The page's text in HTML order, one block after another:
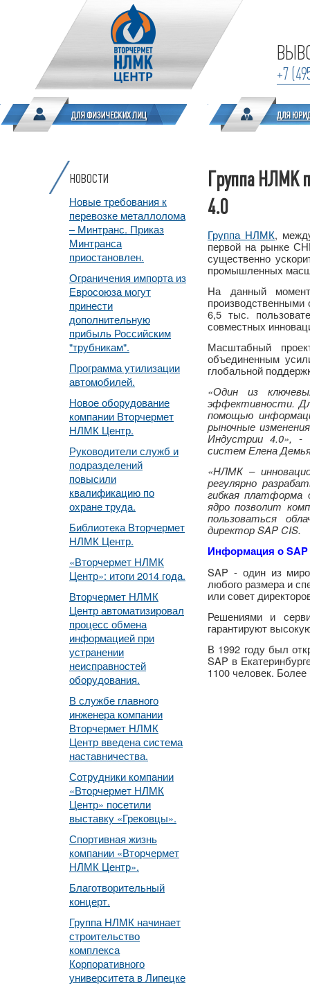
+7
НОВОСТИ
Новые требования к
перевозке металлолома
– Минтранс. Приказ
Минтранса
приостановлен.
Ограничения импорта из
Евросоюза могут
принести
дополнительную
прибыль Российским
"трубникам".
Программа утилизации
автомобилей.
Новое оборудование
компании Вторчермет
НЛМК Центр.
Руководители служб и
подразделений
повысили
квалификацию по
охране труда.
Библиотека Вторчермет
НЛМК Центр.
«Вторчермет НЛМК
Центр»: итоги 2014 года.
Вторчермет НЛМК
Центр автоматизировал
процесс обмена
информацией при
устранении
неисправностей
оборудования.
В службе главного
инженера компании
Вторчермет НЛМК
Центр введена система
наставничества.
Сотрудники компании
«Вторчермет НЛМК
Центр» посетили
выставку «Грековцы».
Спортивная жизнь
компании «Вторчермет
НЛМК Центр».
Благотворительный
концерт.
Группа НЛМК начинает
строительство
комплекса
Корпоративного
университета в Липецке
Группа НЛМК
4.0
Группа НЛМК,
первой на рынке
существенно
промышленных
На данный
6,5 тыс.
совместных
Масштабный
объединенным
глобальной
«Один из
эффективности.
помощью
рыночные
Индустрии 4.0», -
систем Елена
«НЛМК –
регулярно
гибкая платформа
ядро позволит
пользоваться
директор SAP CIS.
Информация о SAP
SAP - один из
любого размера и
или совет
Решениями и
гарантируют
В 1992 году был
SAP в
1100 человек.